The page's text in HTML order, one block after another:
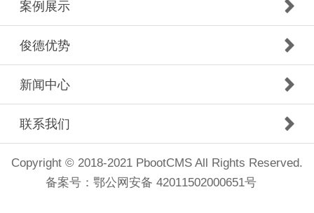
案例展示
俊德优势
新闻中心
联系我们
Copyright © 2018-2021 PbootCMS All Rights Reserved.
备案号： 鄂公网安备 42011502000651号